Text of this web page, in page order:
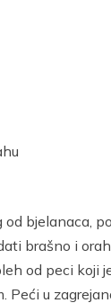
bjelanaca,
brašno i
od peci koji
Peći u